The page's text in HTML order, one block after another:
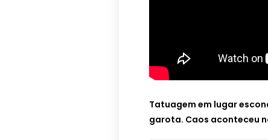
Tatuagem em lugar
garota. Caos aconteceu